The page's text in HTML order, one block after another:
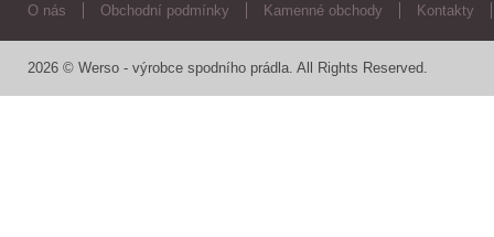
O nás Obchodní podmínky Kamenné obchody Kontakty
2026 © Werso - výrobce spodního prádla. All Rights Reserved.